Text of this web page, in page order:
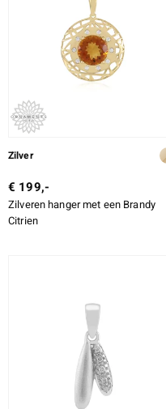
Zilver
€ 199,-
Zilveren hanger met een Brandy
Citrien